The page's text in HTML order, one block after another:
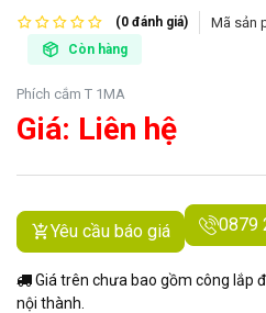
(0 đánh giá) Mã sản
Còn hàng
Phích cắm T 1MA
Giá: Liên hệ
Yêu cầu báo giá 0879
Giá trên chưa bao gồm công lắp
nội thành.